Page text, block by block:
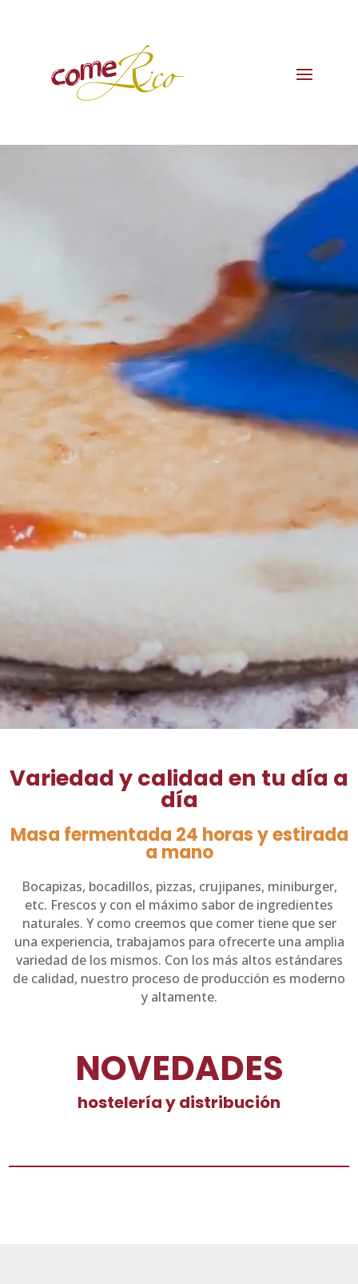
Variedad y calidad en tu día a
día
Masa fermentada 24 horas y estirada
a mano
Bocapizas, bocadillos, pizzas, crujipanes, miniburger,
etc. Frescos y con el máximo sabor de ingredientes
naturales. Y como creemos que comer tiene que ser
una experiencia, trabajamos para ofrecerte una amplia
variedad de los mismos. Con los más altos estándares
de calidad, nuestro proceso de producción es moderno
y altamente.
NOVEDADES
hostelería y distribución